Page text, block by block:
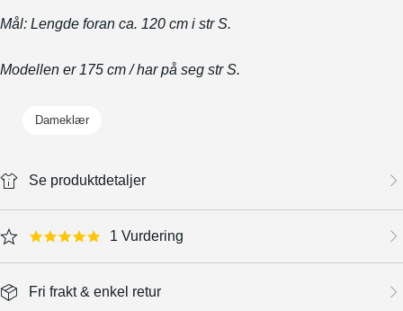
Mål: Lengde foran ca. 120 cm i str S.
Modellen er 175 cm / har på seg str S.
Dameklær
Se produktdetaljer
5.0 star rating 1 Vurdering
Fri frakt & enkel retur